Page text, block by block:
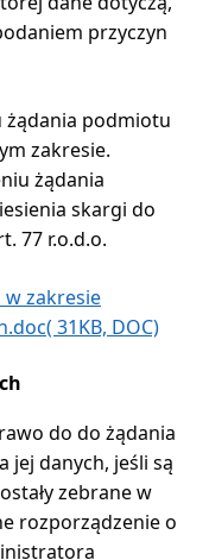
przyczyn
żądania podmiotu
zakresie.
żądania
skargi do
77 r.o.d.o.
zakresie
31KB, DOC)
do do żądania
jej danych, jeśli są
zebrane w
rozporządzenie o